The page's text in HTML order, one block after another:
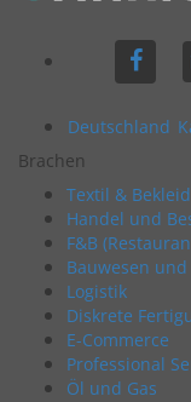
Deutschland
Brachen
Textil &
Handel und
F&B
Bauwesen
Logistik
Diskrete
E-Commerce
Professional
Öl und Gas